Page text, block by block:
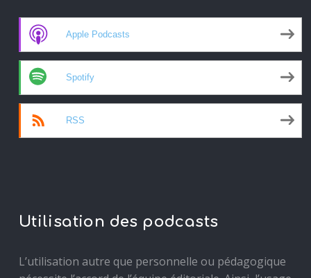
Apple Podcasts
Spotify
RSS
Utilisation des podcasts
L’utilisation autre que personnelle ou pédagogique